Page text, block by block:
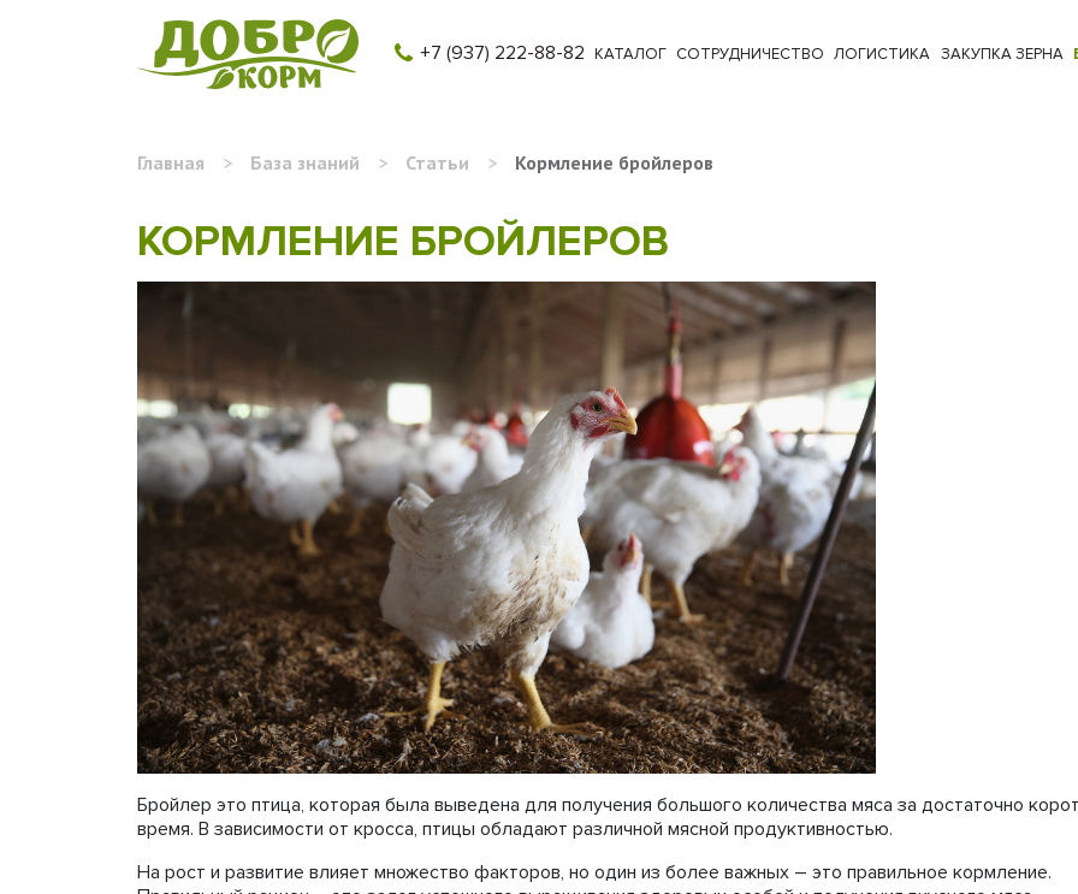
+7 (937) 222-88-82 КАТАЛОГ СОТРУДНИЧЕСТВО ЛОГИСТИКА ЗАКУПКА ЗЕРНА
Главная > База знаний > Статьи > Кормление бройлеров
КОРМЛЕНИЕ БРОЙЛЕРОВ
Бройлер это птица, которая была выведена для получения большого количества мяса за достаточно
время. В зависимости от кросса, птицы обладают различной мясной продуктивностью.
На рост и развитие влияет множество факторов, но один из более важных – это правильное кормление.